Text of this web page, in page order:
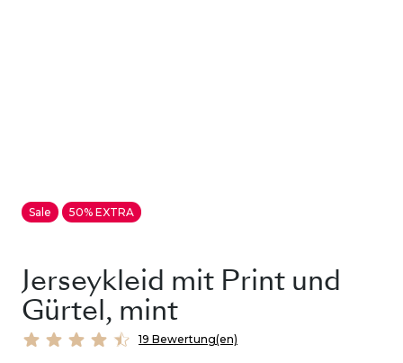
Sale 50% EXTRA
Jerseykleid mit Print und
Gürtel, mint
19 Bewertung(en)